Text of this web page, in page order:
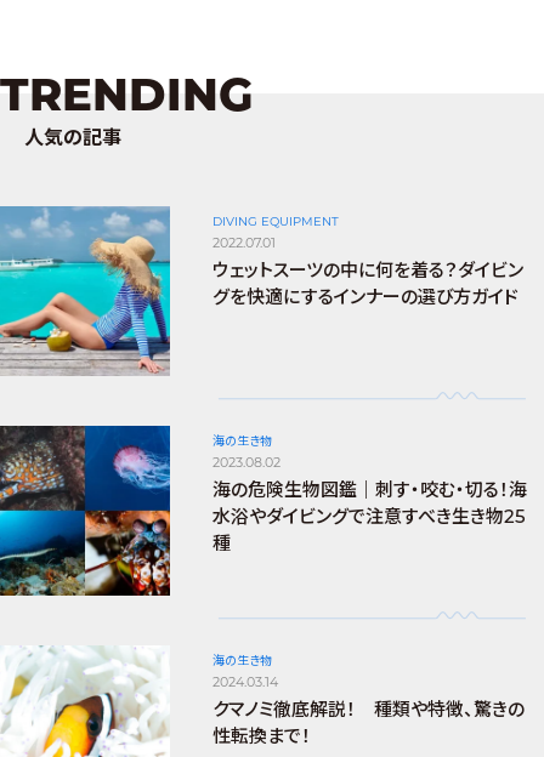
TRENDING
人気の記事
DIVING EQUIPMENT
2022.07.01
ウェットスーツの中に何を着る？ダイビン
グを快適にするインナーの選び方ガイド
海の生き物
2023.08.02
海の危険生物図鑑｜刺す・咬む・切る！海
水浴やダイビングで注意すべき生き物25
種
海の生き物
2024.03.14
クマノミ徹底解説！ 種類や特徴、驚きの
性転換まで！